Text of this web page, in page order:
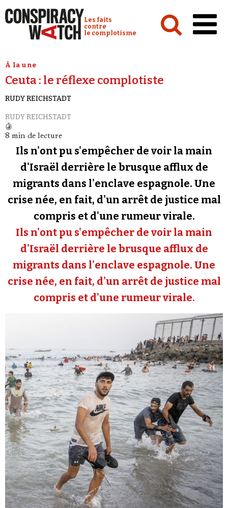
Conspiracy Watch :
Les faits
contre
le complotisme
Analyses
Conspipédia
Vidéos
Revues de presse
Newsletter
Faire un don
Demander à Vera
Se connecter
À la une
Ceuta : le réflexe complotiste
RUDY REICHSTADT
RUDY REICHSTADT
8 min de lecture
Ils n'ont pu s'empêcher de voir la main
d'Israël derrière le brusque afflux de
migrants dans l'enclave espagnole. Une
crise née, en fait, d'un arrêt de justice mal
compris et d'une rumeur virale.
Ils n'ont pu s'empêcher de voir la main
d'Israël derrière le brusque afflux de
migrants dans l'enclave espagnole. Une
crise née, en fait, d'un arrêt de justice mal
compris et d'une rumeur virale.